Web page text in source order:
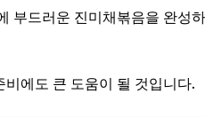
부드러운 진미채볶음을 완성
에도 큰 도움이 될 것입니다.